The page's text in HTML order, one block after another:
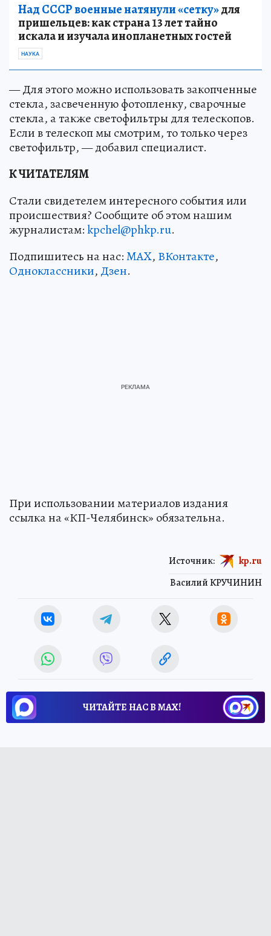
Над СССР военные натянули «сетку»для
пришельцев: как страна 13 лет тайно
искала и изучала инопланетных гостей
НАУКА
— Для этого можно использовать закопченные
стекла, засвеченную фотопленку, сварочные
стекла, а также светофильтры для телескопов.
Если в телескоп мы смотрим, то только через
светофильтр, — добавил специалист.
К ЧИТАТЕЛЯМ
Стали свидетелем интересного события или
происшествия? Сообщите об этом нашим
журналистам:kpchel@phkp.ru.
Подпишитесь на нас:MAX, ВКонтакте,
Одноклассники, Дзен.
При использовании материалов издания
ссылка на «КП-Челябинск» обязательна.
Василий КРУЧИНИН
Источник: kp.ru
ЧИТАЙТЕ НАС В МАХ!